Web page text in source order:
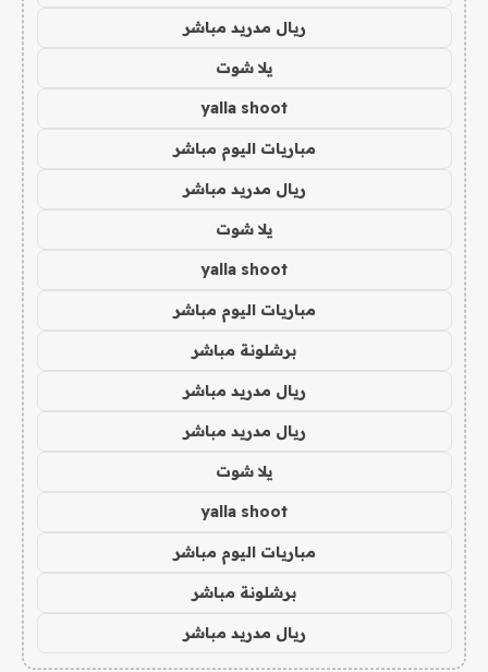
ريال مدريد مباشر
يلا شوت
yalla shoot
مباريات اليوم مباشر
ريال مدريد مباشر
يلا شوت
yalla shoot
مباريات اليوم مباشر
برشلونة مباشر
ريال مدريد مباشر
ريال مدريد مباشر
يلا شوت
yalla shoot
مباريات اليوم مباشر
برشلونة مباشر
ريال مدريد مباشر